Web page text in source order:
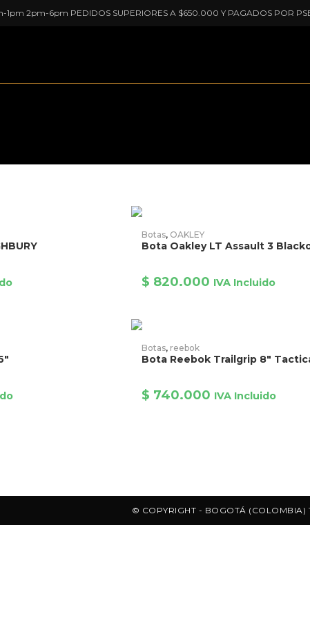
1pm 2pm-6pm PEDIDOS SUPERIORES A $650.000 Y PAGADOS POR
Botas, OAKLEY
Bota Oakley LT Assault 3
$ 820.000 IVA Incluido
Botas, reebok
Bota Reebok Trailgrip 8″
$ 740.000 IVA Incluido
© COPYRIGHT - BOGOTÁ (COLOMBIA)